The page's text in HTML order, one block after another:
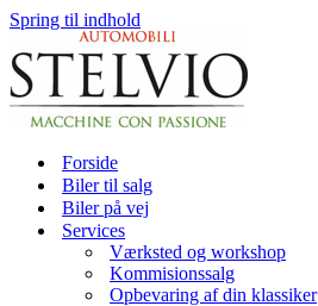
Spring til indhold
Forside
Biler til salg
Biler på vej
Services
Værksted og workshop
Kommisionssalg
Opbevaring af din klassiker